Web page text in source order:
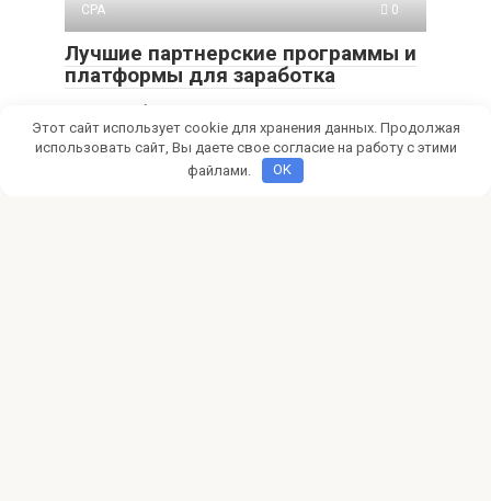
CPA
0
Лучшие партнерские программы и
платформы для заработка
Хотите зарабатывать онлайн? Узнайте о лучших
партнерских программах и платформах для монетизации
вашего сайта
Этот сайт использует cookie для хранения данных. Продолжая
использовать сайт, Вы даете свое согласие на работу с этими
файлами.
OK